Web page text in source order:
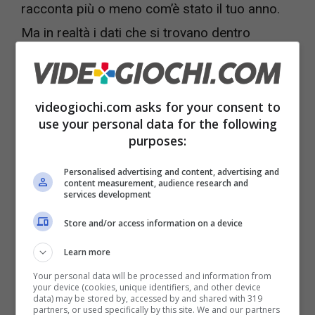
racconta più o meno com’è stato il tuo anno.
Ma in realtà i dati che si trovano dentro
soddisfacenti.
Qual era la tua canzone preferita 5 anni fa?
Qual è stato il tuo album più ascoltato di
sempre? Per rispondere a tutte queste
domande esiste ora un altro sistema: si
chiama Spotigraph ed è un data visualizer che
va lì dove Spotify Wrapped non riesce ad
arrivare.
Quello che è più interessante con Spotigraph è
videogiochi.com asks for your consent to
use your personal data for the following
purposes:
Personalised advertising and content, advertising and
content measurement, audience research and
services development
Store and/or access information on a device
Learn more
Your personal data will be processed and information from
your device (cookies, unique identifiers, and other device
data) may be stored by, accessed by and shared with 319
partners, or used specifically by this site. We and our partners